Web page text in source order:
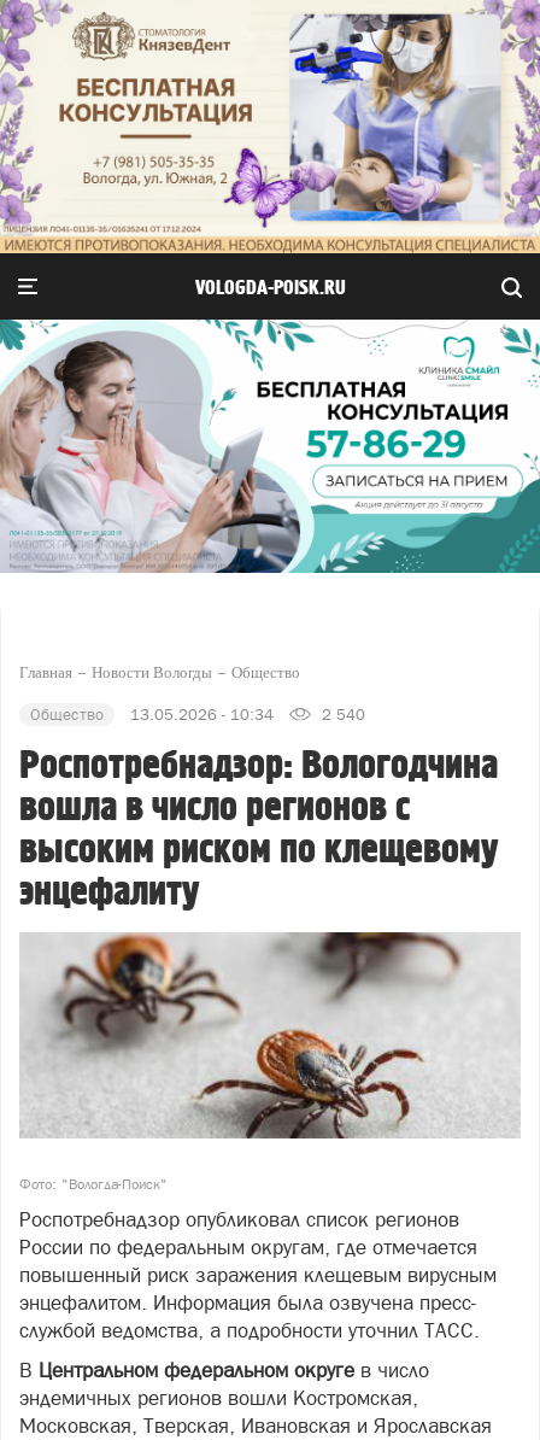
VOLOGDA-POISK.RU
Главная Новости Вологды Общество
Общество 13.05.2026 - 10:34 2 540
Роспотребнадзор: Вологодчина
вошла в число регионов с
высоким риском по клещевому
энцефалиту
Фото: "Вологда-Поиск"
Роспотребнадзор опубликовал список регионов
России по федеральным округам, где отмечается
повышенный риск заражения клещевым вирусным
энцефалитом. Информация была озвучена пресс-
службой ведомства, а подробности уточнил ТАСС.
В Центральном федеральном округе в число
эндемичных регионов вошли Костромская,
Московская, Тверская, Ивановская и Ярославская